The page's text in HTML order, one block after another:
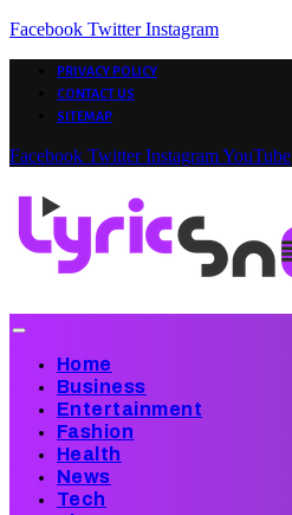
Facebook Twitter Instagram
PRIVACY POLICY
CONTACT US
SITEMAP
Facebook Twitter InstagramYouTube
Home
Business
Entertainment
Fashion
Health
News
Tech